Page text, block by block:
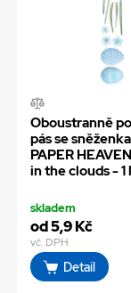
Oboustranně
pás se
PAPER
in the clouds - 1
skladem
od 5,9 Kč
vč. DPH
Detail